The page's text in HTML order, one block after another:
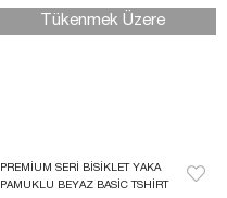
PREMIUM SERI BISIKLET YAKA
PAMUKLU BEYAZ BASIC TSHIRT
Tükenmek Üzere